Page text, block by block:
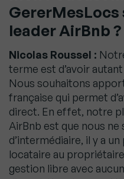
GererMesLocs
leader AirBnb ?
Nicolas Roussel :
terme est d’avoir
Nous souhaitons
française qui permet
direct. En effet, notre
AirBnb est que nous ne
d’intermédiaire, il y a
locataire au
gestion libre avec